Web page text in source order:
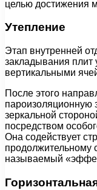
целью достижения
Утепление
Этап внутренней
закладывания плит
вертикальными
После этого
пароизоляционную
зеркальной
посредством
Она содействует
продолжительному
называемый